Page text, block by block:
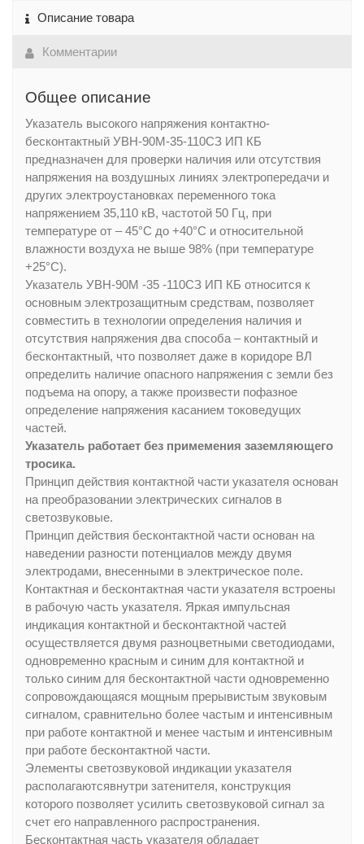
Описание товара
Комментарии
Общее описание
Указатель высокого напряжения контактно-
бесконтактный УВН-90M-35-110СЗ ИП КБ
предназначен для проверки наличия или отсутствия
напряжения на воздушных линиях электропередачи и
других электроустановках переменного тока
напряжением 35,110 кВ, частотой 50 Гц, при
температуре от – 45°С до +40°С и относительной
влажности воздуха не выше 98% (при температуре
+25°С).
Указатель УВН-90М -35 -110СЗ ИП КБ относится к
основным электрозащитным средствам, позволяет
совместить в технологии определения наличия и
отсутствия напряжения два способа – контактный и
бесконтактный, что позволяет даже в коридоре ВЛ
определить наличие опасного напряжения с земли без
подъема на опору, а также произвести пофазное
определение напряжения касанием токоведущих
частей.
Указатель работает без примемения заземляющего
тросика.
Принцип действия контактной части указателя основан
на преобразовании электрических сигналов в
светозвуковые.
Принцип действия бесконтактной части основан на
наведении разности потенциалов между двумя
электродами, внесенными в электрическое поле.
Контактная и бесконтактная части указателя встроены
в рабочую часть указателя. Яркая импульсная
индикация контактной и бесконтактной частей
осуществляется двумя разноцветными светодиодами,
одновременно красным и синим для контактной и
только синим для бесконтактной части одновременно
сопровождающаяся мощным прерывистым звуковым
сигналом, сравнительно более частым и интенсивным
при работе контактной и менее частым и интенсивным
при работе бесконтактной части.
Элементы светозвуковой индикации указателя
располагаютсявнутри затенителя, конструкция
которого позволяет усилить светозвуковой сигнал за
счет его направленного распространения.
Бесконтактная часть указателя обладает